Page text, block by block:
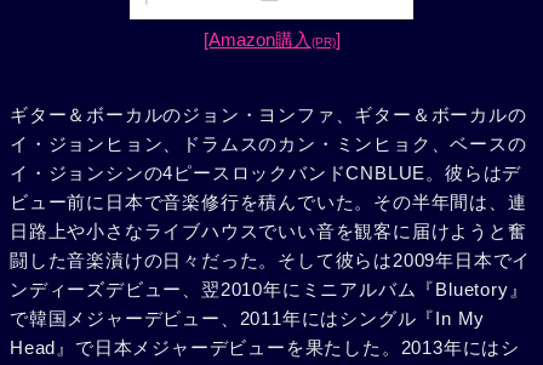
[Amazon購入 (PR)]
ギター＆ボーカルのジョン・ヨンファ、ギター＆ボーカルの
イ・ジョンヒョン、ドラムスのカン・ミンヒョク、ベースの
イ・ジョンシンの4ピースロックバンドCNBLUE。彼らはデ
ビュー前に日本で音楽修行を積んでいた。その半年間は、連
日路上や小さなライブハウスでいい音を観客に届けようと奮
闘した音楽漬けの日々だった。そして彼らは2009年日本でイ
ンディーズデビュー、翌2010年にミニアルバム『Bluetory』
で韓国メジャーデビュー、2011年にはシングル『In My
Head』で日本メジャーデビューを果たした。2013年にはシ